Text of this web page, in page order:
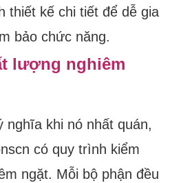
thiết kế chi tiết để dễ gia
bảo chức năng.
lượng nghiêm
khi nó nhất quán,
có quy trình kiểm
ngặt. Mỗi bộ phận đều